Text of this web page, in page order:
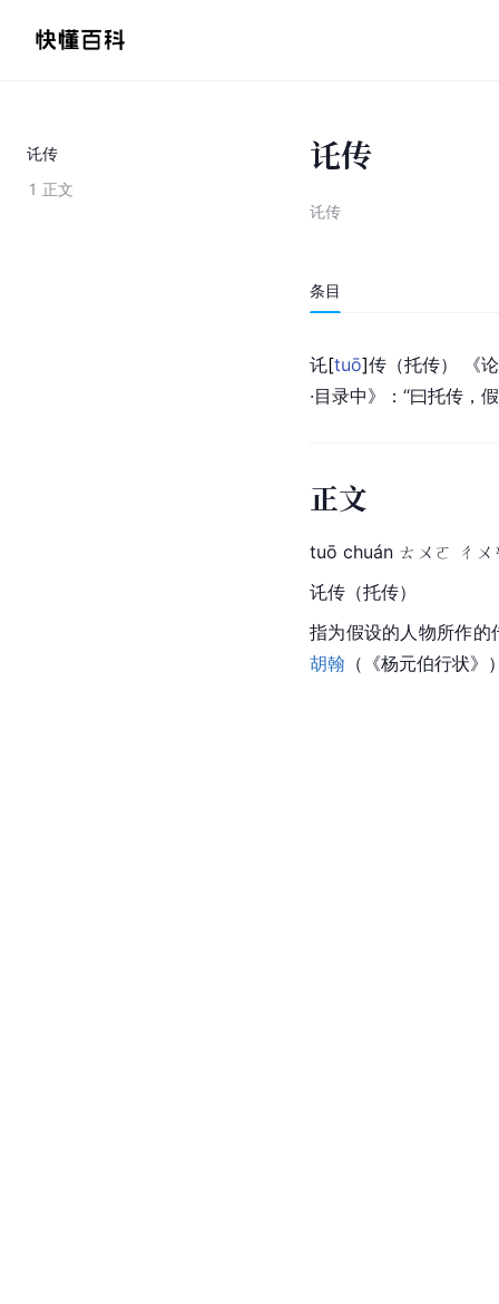
讬传
1 正文
讬传
讬传
条目
讬[tuō]传（托传） 《
·目录中》：“曰托传，
正文
tuō chuán ㄊㄨㄛ ㄔㄨ
讬传（托传）
指为假设的人物所作的
胡翰 （《杨元伯行状